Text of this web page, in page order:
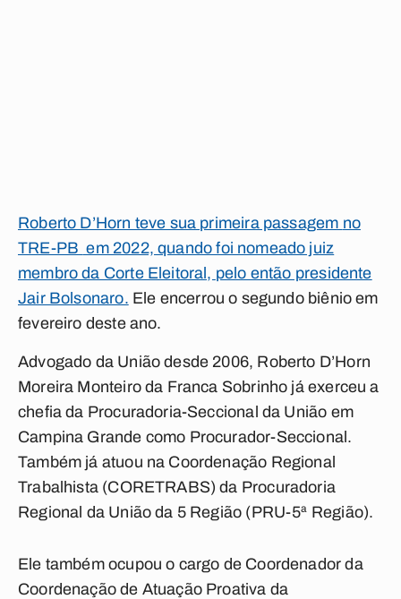
Roberto D’Horn teve sua primeira passagem no
TRE-PB em 2022, quando foi nomeado juiz
membro da Corte Eleitoral, pelo então presidente
Jair Bolsonaro. Ele encerrou o segundo biênio em
fevereiro deste ano.
Advogado da União desde 2006, Roberto D’Horn
Moreira Monteiro da Franca Sobrinho já exerceu a
chefia da Procuradoria-Seccional da União em
Campina Grande como Procurador-Seccional.
Também já atuou na Coordenação Regional
Trabalhista (CORETRABS) da Procuradoria
Regional da União da 5 Região (PRU-5ª Região).
Ele também ocupou o cargo de Coordenador da
Coordenação de Atuação Proativa da